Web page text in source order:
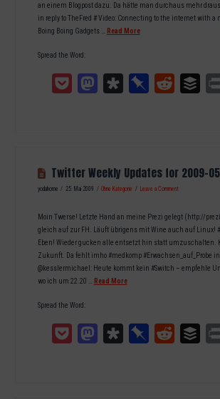
an einem Blogpost dazu. Da hätte man durchaus mehr
in reply to TheFred # Video: Connecting to the internet with a
Boing Boing Gadgets … Read More
Spread the Word:
Pocket MastodonDiasporaPinboardReddit
Twitter Weekly Updates for 2009-
yodahome 25. Mai 2009 Ohne Kategorie Leave a Comment
Moin Twerse! Letzte Hand an meine Prezi gelegt (http://
gleich auf zur FH. Läuft übrigens mit Wine auch auf Linux!
Eben! Wieder gucken alle entsetzt hin statt umzuschalten.
Zukunft. Da fehlt imho #medkomp #Erwachsen_auf_Probe in
@kesslermichael: Heute kommt kein #Switch – empfehle
wo ich um 22.20 … Read More
Spread the Word:
Pocket MastodonDiasporaPinboardReddit